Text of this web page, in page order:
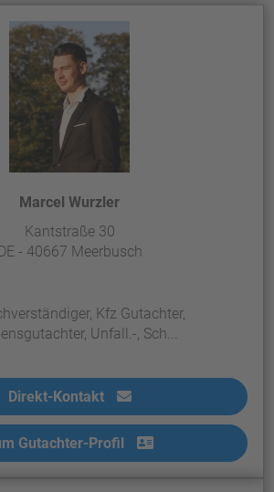
Platform
&eRecht24
Marcel Wurzler
Kantstraße 30
- 40667 Meerbusch
Kfz Gutachter,
Unfall.-, Sch...
Direkt-Kontakt
Gutachter-Profil